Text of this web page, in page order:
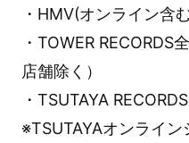
・HMV(オンライン含
・TOWER RECORDS
店舗除く）
・TSUTAYA
※TSUTAYAオンライ